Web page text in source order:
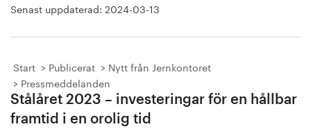
Senast uppdaterad: 2024-03-13
Start Publicerat
Nytt från Jernkontoret
Pressmeddelanden
Stålåret 2023 – investeringar för en hållbar
framtid i en orolig tid